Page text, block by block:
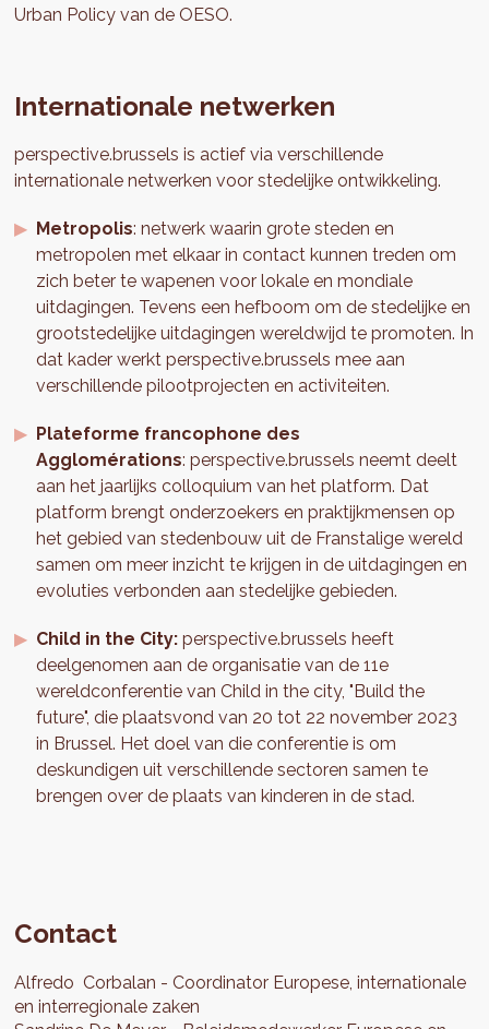
Urban Policy van de OESO.
Internationale netwerken
perspective.brussels is actief via verschillende
internationale netwerken voor stedelijke ontwikkeling.
Metropolis: netwerk waarin grote steden en
metropolen met elkaar in contact kunnen treden om
zich beter te wapenen voor lokale en mondiale
uitdagingen. Tevens een hefboom om de stedelijke en
grootstedelijke uitdagingen wereldwijd te promoten. In
dat kader werkt perspective.brussels mee aan
verschillende pilootprojecten en activiteiten.
Plateforme francophone des
Agglomérations: perspective.brussels neemt deelt
aan het jaarlijks colloquium van het platform. Dat
platform brengt onderzoekers en praktijkmensen op
het gebied van stedenbouw uit de Franstalige wereld
samen om meer inzicht te krijgen in de uitdagingen en
evoluties verbonden aan stedelijke gebieden.
Child in the City: perspective.brussels heeft
deelgenomen aan de organisatie van de 11e
wereldconferentie van Child in the city, "Build the
future", die plaatsvond van 20 tot 22 november 2023
in Brussel. Het doel van die conferentie is om
deskundigen uit verschillende sectoren samen te
brengen over de plaats van kinderen in de stad.
Contact
Alfredo Corbalan
Coordinator Europese, internationale
en interregionale zaken